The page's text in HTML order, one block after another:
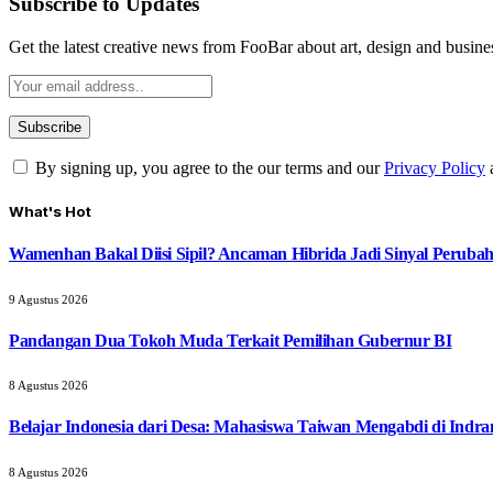
Get the latest creative news from FooBar about art, design and
By signing up, you agree to the our terms and ourPrivacy Policy
What's Hot
Wamenhan Bakal Diisi Sipil? Ancaman Hibrida Jadi Sinyal
9 Agustus 2026
Pandangan Dua Tokoh Muda Terkait Pemilihan Gubernur BI
8 Agustus 2026
Belajar Indonesia dari Desa: Mahasiswa Taiwan Mengabdi di
8 Agustus 2026